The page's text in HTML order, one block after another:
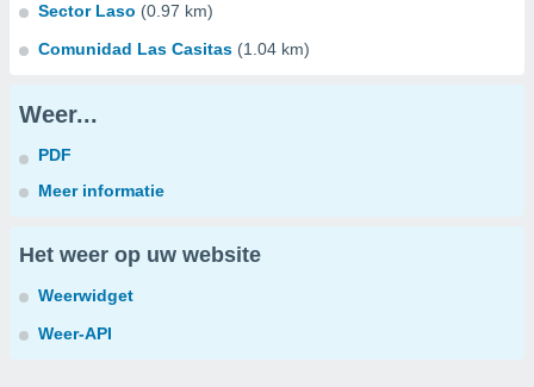
Sector Laso (0.97 km)
Comunidad Las Casitas (1.04 km)
Weer...
PDF
Meer informatie
Het weer op uw website
Weerwidget
Weer-API